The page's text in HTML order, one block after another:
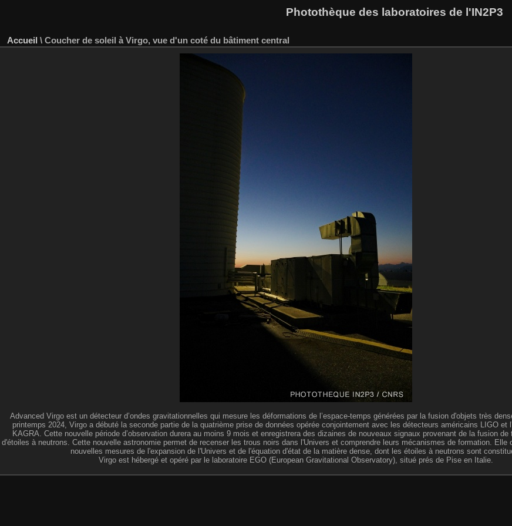
Photothèque des laboratoires de l'IN2P3
Accueil \ Coucher de soleil à Virgo, vue d'un coté du bâtiment central
Advanced Virgo est un détecteur d’ondes gravitationnelles qui mesure les déformations de l’espace-temps générées par la fusion d'objets très
printemps 2024, Virgo a débuté la seconde partie de la quatrième prise de données opérée conjointement avec les détecteurs américains LIGO et
KAGRA. Cette nouvelle période d’observation durera au moins 9 mois et enregistrera des dizaines de nouveaux signaux provenant de la fusion
d'étoiles à neutrons. Cette nouvelle astronomie permet de recenser les trous noirs dans l'Univers et comprendre leurs mécanismes de formation. Elle
nouvelles mesures de l'expansion de l'Univers et de l'équation d'état de la matière dense, dont les étoiles à neutrons sont
Virgo est hébergé et opéré par le laboratoire EGO (European Gravitational Observatory), situé prés de Pise en Italie.